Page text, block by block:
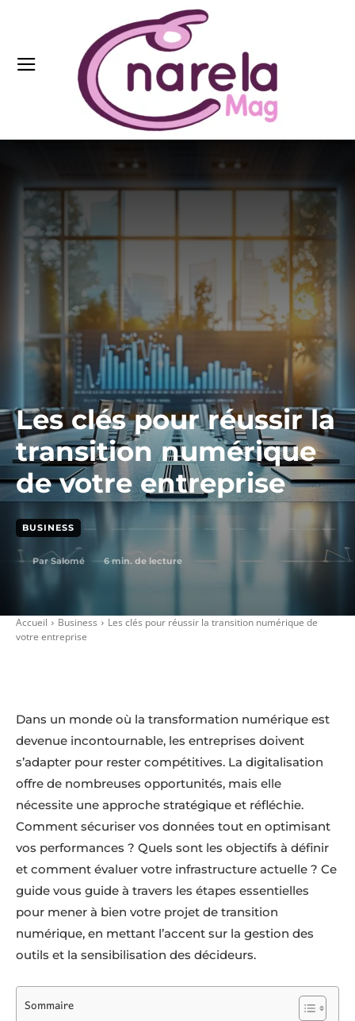
Les clés pour réussir la
transition numérique
de votre entreprise
BUSINESS
Par Salomé 6min. de lecture
Accueil Business
Les clés pour réussir la transition numérique de
votre entreprise
Dans un monde où la transformation numérique est
devenue incontournable, les entreprises doivent
s’adapter pour rester compétitives. La digitalisation
offre de nombreuses opportunités, mais elle
nécessite une approche stratégique et réfléchie.
Comment sécuriser vos données tout en optimisant
vos performances ? Quels sont les objectifs à définir
et comment évaluer votre infrastructure actuelle ? Ce
guide vous guide à travers les étapes essentielles
pour mener à bien votre projet de transition
numérique, en mettant l’accent sur la gestion des
outils et la sensibilisation des décideurs.
Sommaire